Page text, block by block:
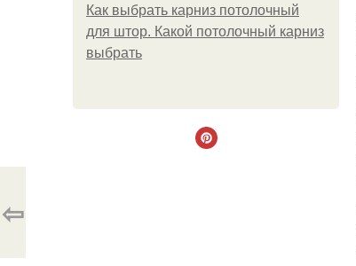
Как выбрать карниз потолочный
для штор. Какой потолочный карниз
выбрать
⇦